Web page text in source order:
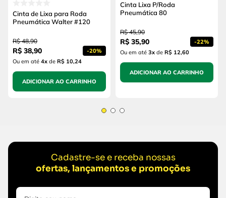
Cinta de Lixa para Roda
Pneumática Walter #120
R$ 48,90
R$ 38,90 -20%
Ou em até 4x de R$ 10,24
ADICIONAR AO CARRINHO
Cinta Lixa P/Roda
Pneumática 80
R$ 45,90
R$ 35,90 -22%
Ou em até 3x de R$ 12,60
ADICIONAR AO CARRINHO
Cadastre-se e receba nossas
ofertas, lançamentos e promoções